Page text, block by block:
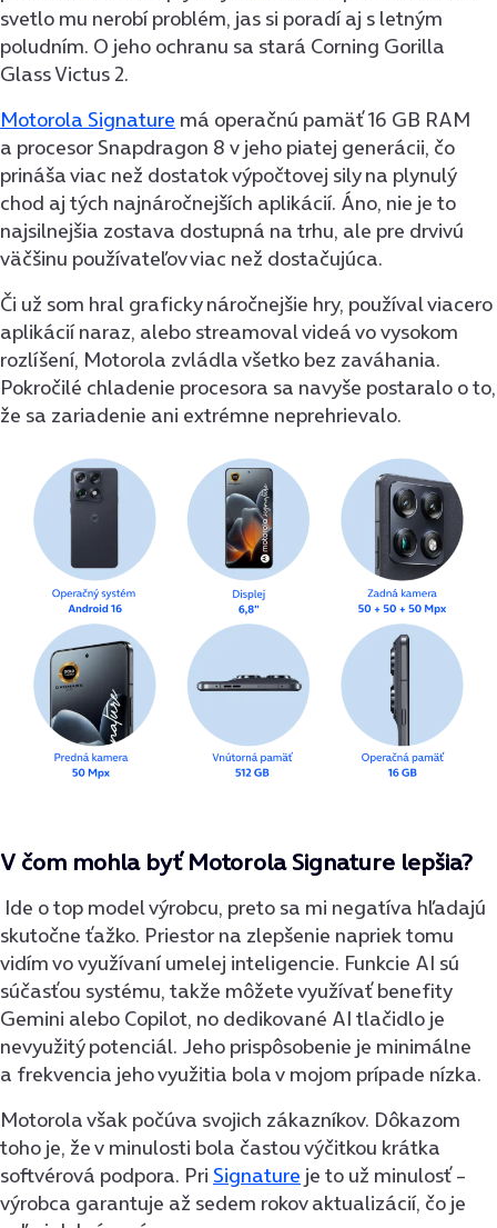
svetlo mu nerobí problém, jas si poradí aj s letným
poludním. O jeho ochranu sa stará Corning Gorilla
Glass Victus 2.
Motorola Signature má operačnú pamäť 16 GB RAM
a procesor Snapdragon 8 v jeho piatej generácii, čo
prináša viac než dostatok výpočtovej sily na plynulý
chod aj tých najnáročnejších aplikácií. Áno, nie je to
najsilnejšia zostava dostupná na trhu, ale pre drvivú
väčšinu používateľov viac než dostačujúca.
Či už som hral graficky náročnejšie hry, používal viacero
aplikácií naraz, alebo streamoval videá vo vysokom
rozlíšení, Motorola zvládla všetko bez zaváhania.
Pokročilé chladenie procesora sa navyše postaralo o to,
že sa zariadenie ani extrémne neprehrievalo.
V čom mohla byť Motorola Signature lepšia?
Ide o top model výrobcu, preto sa mi negatíva hľadajú
skutočne ťažko. Priestor na zlepšenie napriek tomu
vidím vo využívaní umelej inteligencie. Funkcie AI sú
súčasťou systému, takže môžete využívať benefity
Gemini alebo Copilot, no dedikované AI tlačidlo je
nevyužitý potenciál. Jeho prispôsobenie je minimálne
a frekvencia jeho využitia bola v mojom prípade nízka.
Motorola však počúva svojich zákazníkov. Dôkazom
toho je, že v minulosti bola častou výčitkou krátka
softvérová podpora. Pri Signature je to už minulosť –
výrobca garantuje až sedem rokov aktualizácií, čo je